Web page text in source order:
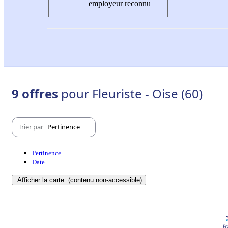
employeur reconnu
9 offres pour Fleuriste - Oise (60)
Trier par Pertinence
Pertinence
Date
Afficher la carte (contenu non-accessible)